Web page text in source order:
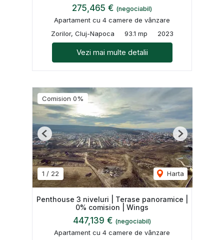
275,465 € (negociabil)
Apartament cu 4 camere de vânzare
Zorilor, Cluj-Napoca
93.1 mp 2023
Vezi mai multe detalii
Comision 0%
1 / 22 Harta
Previous Next
Penthouse 3 niveluri | Terase panoramice |
0% comision | Wings
447,139 € (negociabil)
Apartament cu 4 camere de vânzare